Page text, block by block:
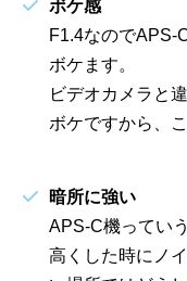
ボケ感
F1.4なのでAPS-
ボケます。
ビデオカメラと
ボケですから、
暗所に強い
APS-C機ってい
高くした時にノ